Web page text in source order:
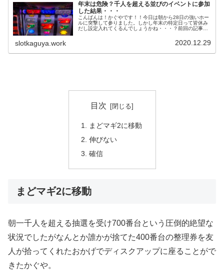
年末は危険？千人を超える並びのイベントに参加
した結果・・・
こんばんは！かぐやです！！今日は朝から28日の強いホー
ルに突撃して参りました。しかし年末の特定日って皆休み
だし設定入れてくるんでしょうかね・・・？前回の記事は
slotkaguya.work 2020.12.29
目次
まどマギ2に移動
伸びない
確信
まどマギ2に移動
朝一千人を超える抽選を受け700番台という圧倒的絶望な
状況でしたがなんとか誰かが捨てた400番台の整理券を友
人が拾ってくれたおかげでディスクアップに座ることがで
きたかぐや。